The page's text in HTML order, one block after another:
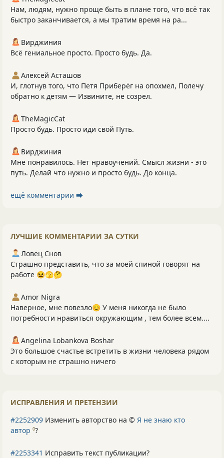
Нам, людям, нужно проще быть в плане того, что всё так
быстро заканчивается, а мы тратим время на ра...
Вирджиния
Всё гениальное просто. Просто будь. Да.
Алексей Асташов
И, глотнув того, что Петя Приберёг на опохмел, Полечу
обратно к детям — Извините, не созрел.
TheMagicCat
Просто будь. Просто иди свой Путь.
Вирджиния
Мне понравилось. Нет нравоучений. Смысл жизни - это
путь. Делай что нужно и просто будь. До конца.
ещё комментарии ⮕
ЛУЧШИЕ КОММЕНТАРИИ ЗА СУТКИ
Ловец Снов
Страшно представить, что за моей спиной говорят на
работе 😆🫣🤔
Amor Nigra
Наверное, мне повезло😊 У меня никогда не было
потребности нравиться окружающим , тем более всем....
Angelina Lobankova Boshar
Это большое счастье встретить в жизни человека рядом
с которым не страшно ничего
ИСПРАВЛЕНИЯ И ПРЕТЕНЗИИ
#2252909 Изменить авторство на © Я не знаю кто
автор 0?
#2253341 Исправить текст публикации?